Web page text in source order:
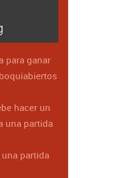
para ganar
hacer un
una partida
partida